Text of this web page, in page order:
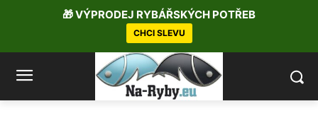
🎁 VÝPRODEJ RYBÁŘSKÝCH POTŘEB
CHCI SLEVU